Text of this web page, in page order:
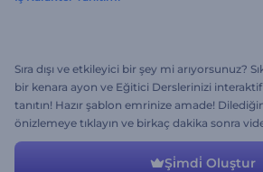
Sıra dışı ve etkileyici bir şey mi arıyorsunuz?
bir kenara ayon ve Eğitici Derslerinizi
tanıtın! Hazır şablon emrinize amade!
önizlemeye tıklayın ve birkaç dakika sonra
Şi̇mdi̇ Oluştur